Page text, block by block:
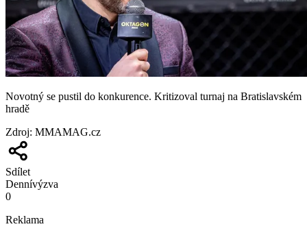
Novotný se pustil do konkurence. Kritizoval turnaj na Bratislavském
hradě
Zdroj: MMAMAG.cz
Sdílet
Dennívýzva
0
Reklama